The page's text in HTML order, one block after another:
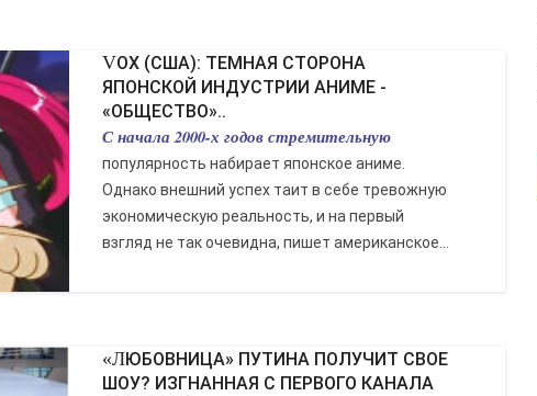
VOX (США): ТЕМНАЯ СТОРОНА
ЯПОНСКОЙ ИНДУСТРИИ АНИМЕ -
«ОБЩЕСТВО»..
С начала 2000-х годов стремительную
популярность набирает японское аниме.
Однако внешний успех таит в себе тревожную
экономическую реальность, и на первый
взгляд не так очевидна, пишет американское...
«ЛЮБОВНИЦА» ПУТИНА ПОЛУЧИТ СВОЕ
ШОУ? ИЗГНАННАЯ С ПЕРВОГО КАНАЛА